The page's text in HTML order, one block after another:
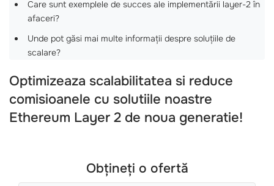
Care sunt exemplele de succes ale implementării layer-2 în
afaceri?
Unde pot găsi mai multe informații despre soluțiile de
scalare?
Optimizeaza scalabilitatea si reduce
comisioanele cu solutiile noastre
Ethereum Layer 2 de noua generatie!
Obțineți o ofertă